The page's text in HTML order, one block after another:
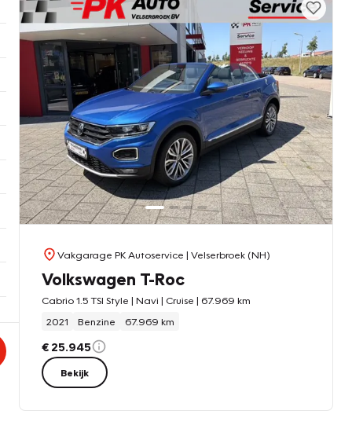
Vakgarage PK Autoservice | Velserbroek (NH)
Volkswagen T-Roc
Cabrio 1.5 TSI Style | Navi | Cruise | 67.969 km
2021
Benzine 67.969 km
€ 25.945
Bekijk